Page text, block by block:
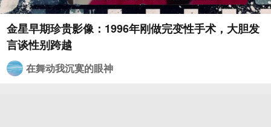
金星早期珍贵影像：1996年刚做完变性手术，大胆发
言谈性别跨越
在舞动我沉寞的眼神